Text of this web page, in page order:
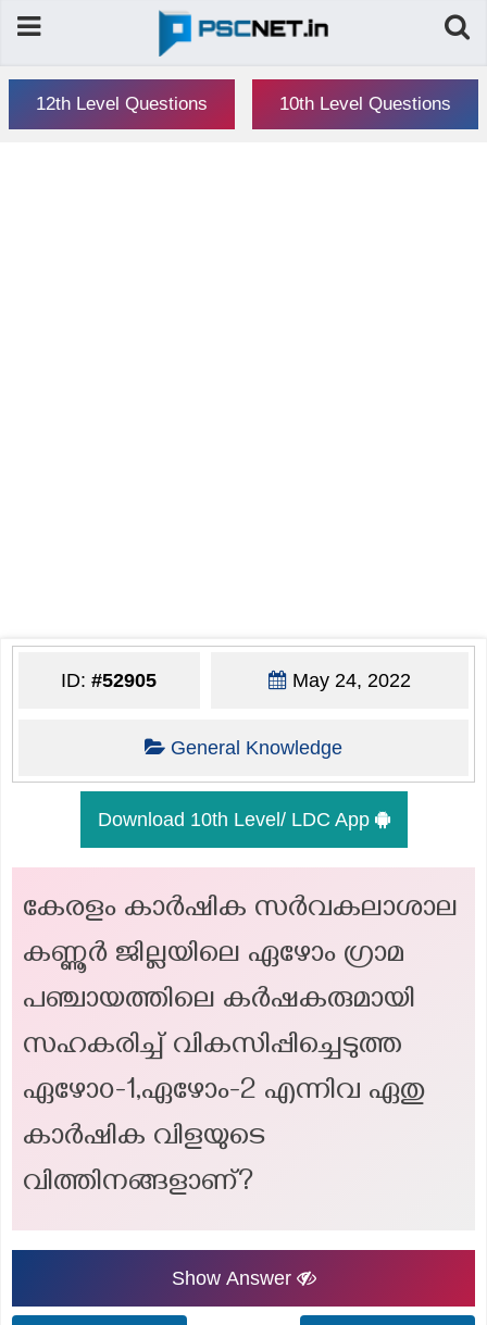
12th Level Questions 10th Level Questions
ID:#52905 May 24, 2022
General Knowledge
Download 10th Level/ LDC App
കേരളം കാർഷിക സർവകലാശാല
കണ്ണൂർ ജില്ലയിലെ ഏഴോം ഗ്രാമ
പഞ്ചായത്തിലെ കർഷകരുമായി
സഹകരിച്ച് വികസിപ്പിച്ചെടുത്ത
ഏഴോ൦-1,ഏഴോം-2 എന്നിവ ഏതു
കാർഷിക വിളയുടെ
വിത്തിനങ്ങളാണ്?
Show Answer